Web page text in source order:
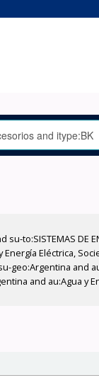
to:SISTEMAS DE
Eléctrica,
geo:Argentina and
and au:Agua y